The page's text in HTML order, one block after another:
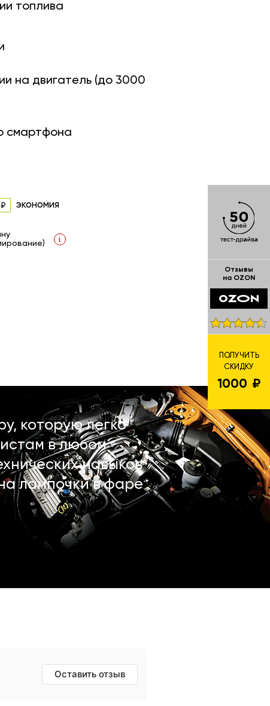
топлива
на двигатель (до 3000
смартфона
экономия
i
которую легко
в любом
навыков
лампочки в фаре
Оставить отзыв
Отзывы
на OZON
ПОЛУЧИТЬ
СКИДКУ
1000